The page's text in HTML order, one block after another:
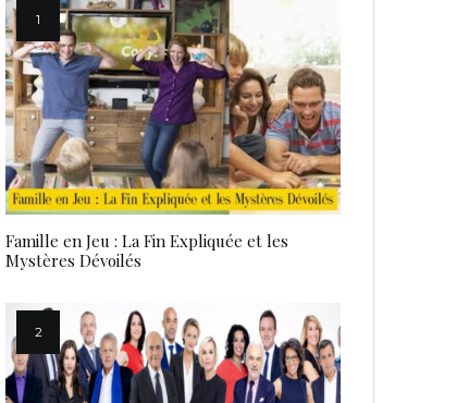
Famille en Jeu : La Fin Expliquée et les
Mystères Dévoilés